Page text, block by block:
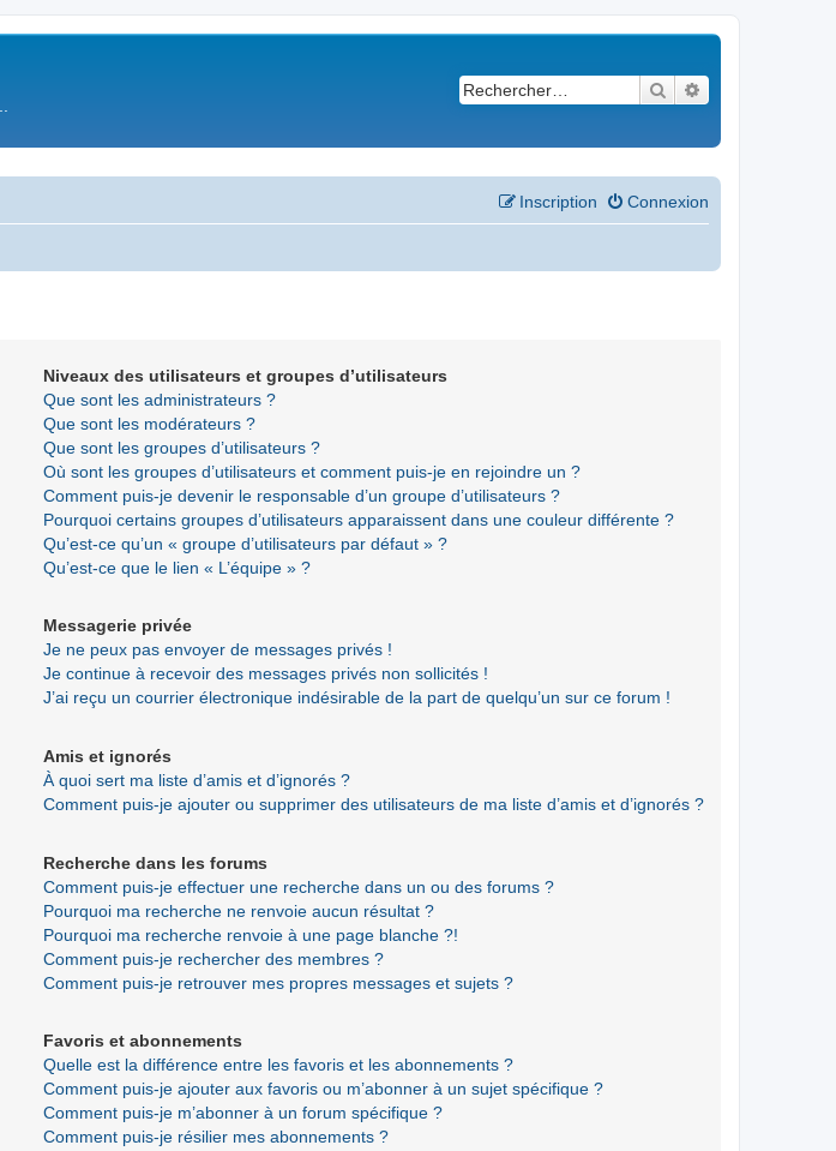
Rechercher
Connexion
Inscription
Niveaux des utilisateurs et groupes d’utilisateurs
Que sont les administrateurs ?
Que sont les modérateurs ?
Que sont les groupes d’utilisateurs ?
Où sont les groupes d’utilisateurs et comment puis-je en rejoindre un ?
Comment puis-je devenir le responsable d’un groupe d’utilisateurs ?
Pourquoi certains groupes d’utilisateurs apparaissent dans une couleur différente ?
Qu’est-ce qu’un « groupe d’utilisateurs par défaut » ?
Qu’est-ce que le lien « L’équipe » ?
Messagerie privée
Je ne peux pas envoyer de messages privés !
Je continue à recevoir des messages privés non sollicités !
J’ai reçu un courrier électronique indésirable de la part de quelqu’un sur ce forum !
Amis et ignorés
À quoi sert ma liste d’amis et d’ignorés ?
Comment puis-je ajouter ou supprimer des utilisateurs de ma liste d’amis et d’ignorés ?
Recherche dans les forums
Comment puis-je effectuer une recherche dans un ou des forums ?
Pourquoi ma recherche ne renvoie aucun résultat ?
Pourquoi ma recherche renvoie à une page blanche ?!
Comment puis-je rechercher des membres ?
Comment puis-je retrouver mes propres messages et sujets ?
Favoris et abonnements
Quelle est la différence entre les favoris et les abonnements ?
Comment puis-je ajouter aux favoris ou m’abonner à un sujet spécifique ?
Comment puis-je m’abonner à un forum spécifique ?
Comment puis-je résilier mes abonnements ?